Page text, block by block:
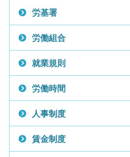
労基署
労働組合
就業規則
労働時間
人事制度
賃金制度